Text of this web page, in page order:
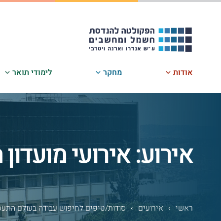
דלג
אודות מחקר לימודי תואר
אירוע: אירועי
ראשי › אירועים › סודות/טיפים לחיפוש עבודה בעולם